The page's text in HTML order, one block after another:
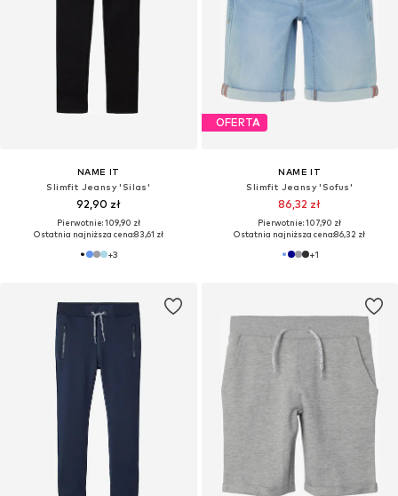
NAME IT
Slimfit Jeansy 'Silas'
92,90 zł
Pierwotnie: 109,90 zł
Ostatnia najniższa cena:83,61 zł
+3
OFERTA
NAME IT
Slimfit Jeansy 'Sofus'
86,32 zł
Pierwotnie: 107,90 zł
Ostatnia najniższa cena:86,32 zł
+1